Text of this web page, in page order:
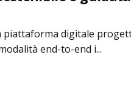
piattaforma digitale
end-to-end i...